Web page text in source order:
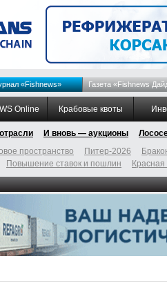
«Fishnews» Газета «Fishnews
Online Крабовые квоты
И вновь — аукционы
пространство Питер-2026
Повышение ставок и пошлин